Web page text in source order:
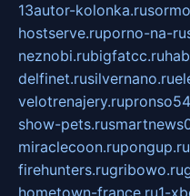
13autor-kolonka.ru
hostserve.ruporno-na-
neznobi.rubigfatcc.ru
delfinet.rusilvernano.ru
velotrenajery.ru
show-pets.ru
miraclecoon.rupongup.ru
firehunters.rugribowo.ru